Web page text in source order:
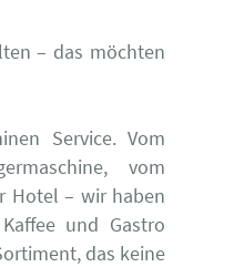
– das möchten
Service. Vom
vom
Hotel – wir haben
und Gastro
das keine